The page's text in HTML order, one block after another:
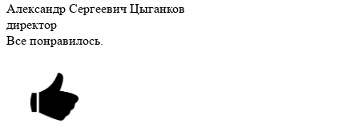
Александр Сергеевич Цыганков
директор
Все понравилось.